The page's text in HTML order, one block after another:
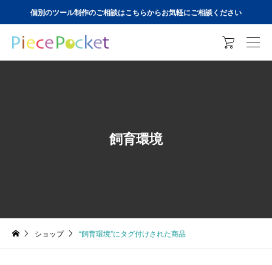
個別のツール制作のご相談はこちらからお気軽にご相談ください

飼育環境
ショップ “飼育環境”にタグ付けされた商品